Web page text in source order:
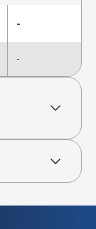
-
-